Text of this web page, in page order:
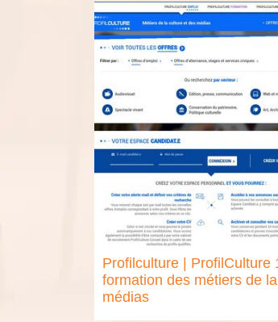
Profilculture | Profil­Cul­tu­re
formation des métiers de
médias